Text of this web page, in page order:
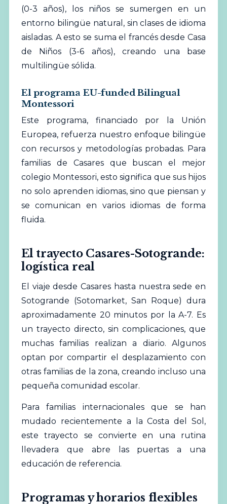
(0-3 años), los niños se sumergen en un
entorno bilingüe natural, sin clases de idioma
aisladas. A esto se suma el francés desde Casa
de Niños (3-6 años), creando una base
multilingüe sólida.
El programa EU-funded Bilingual
Montessori
Este programa, financiado por la Unión
Europea, refuerza nuestro enfoque bilingüe
con recursos y metodologías probadas. Para
familias de Casares que buscan el mejor
colegio Montessori, esto significa que sus hijos
no solo aprenden idiomas, sino que piensan y
se comunican en varios idiomas de forma
fluida.
El trayecto Casares-Sotogrande:
logística real
El viaje desde Casares hasta nuestra sede en
Sotogrande (Sotomarket, San Roque) dura
aproximadamente 20 minutos por la A-7. Es
un trayecto directo, sin complicaciones, que
muchas familias realizan a diario. Algunos
optan por compartir el desplazamiento con
otras familias de la zona, creando incluso una
pequeña comunidad escolar.
Para familias internacionales que se han
mudado recientemente a la Costa del Sol,
este trayecto se convierte en una rutina
llevadera que abre las puertas a una
educación de referencia.
Programas y horarios flexibles